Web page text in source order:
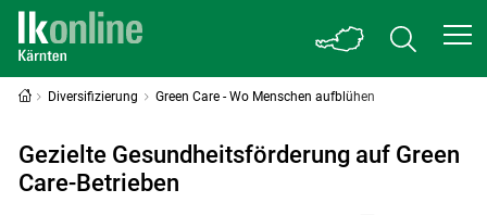
Diversifizierung Green Care - Wo Menschen aufblühen
Gezielte Gesundheits­förderung auf Green
Care-Betrieben